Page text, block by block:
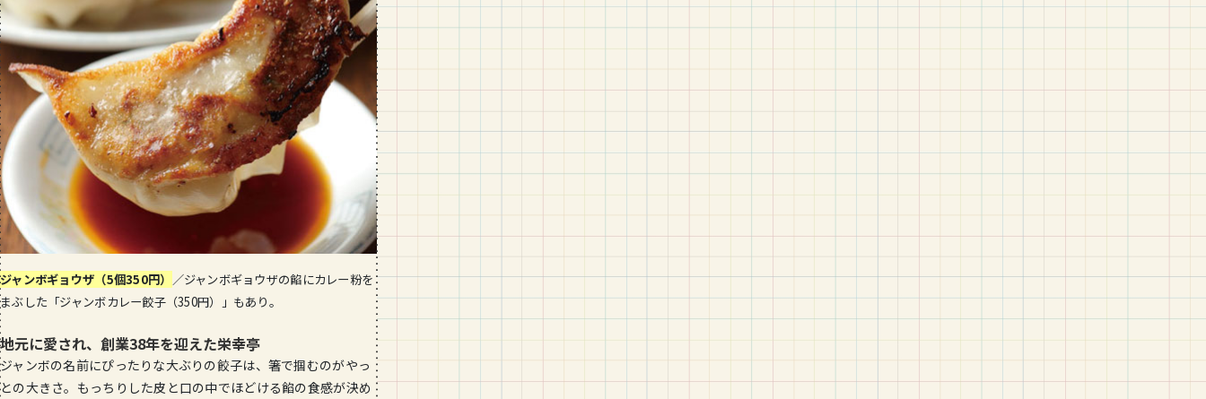
ジャンボギョウザ（5個350円） ／ジャンボギョウザの餡にカレー粉を
まぶした「ジャンボカレー餃子（350円）」もあり。
地元に愛され、創業38年を迎えた栄幸亭
ジャンボの名前にぴったりな大ぶりの餃子は、箸で掴むのがやっ
との大きさ。もっちりした皮と口の中でほどける餡の食感が決め